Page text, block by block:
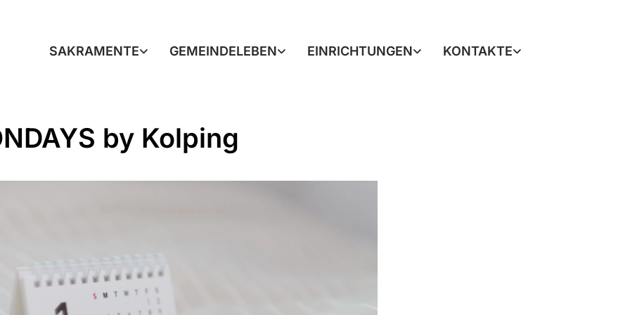
SAKRAMENTE GEMEINDELEBEN EINRICHTUNGEN KONTAKTE
by Kolping